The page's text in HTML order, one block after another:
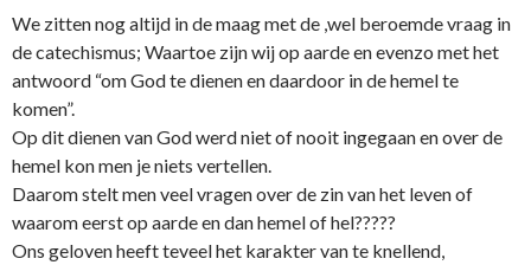
We zitten nog altijd in de maag met de ,wel beroemde vraag in
de catechismus; Waartoe zijn wij op aarde en evenzo met het
antwoord “om God te dienen en daardoor in de hemel te
komen”.
Op dit dienen van God werd niet of nooit ingegaan en over de
hemel kon men je niets vertellen.
Daarom stelt men veel vragen over de zin van het leven of
waarom eerst op aarde en dan hemel of hel?????
Ons geloven heeft teveel het karakter van te knellend,